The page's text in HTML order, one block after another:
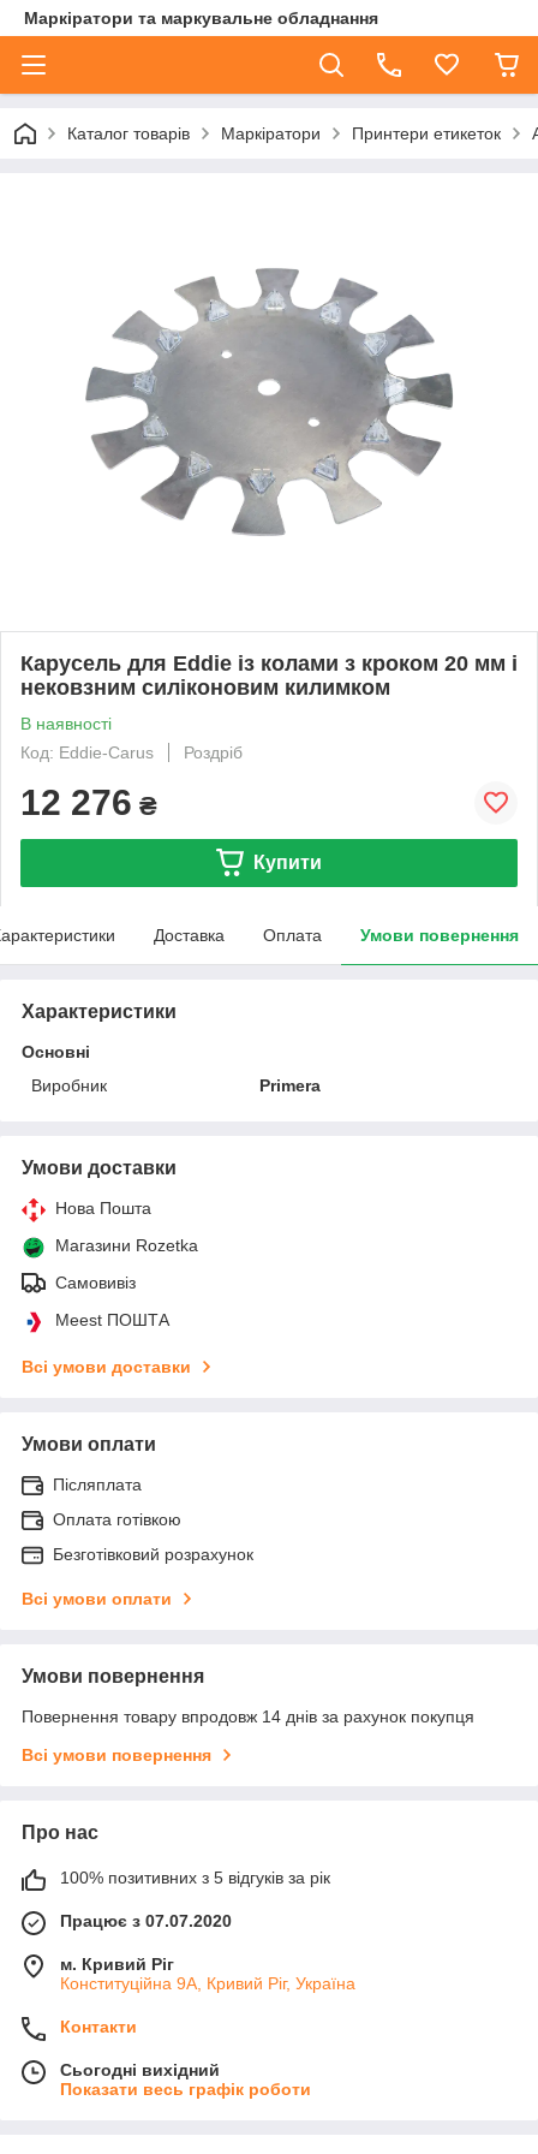
Маркіратори та маркувальне обладнання
Каталог товарів Маркіратори Принтери етикеток
Карусель для Eddie із колами з кроком 20 мм і
нековзним силіконовим килимком
В наявності
Код: Eddie-Carus
Роздріб
12 276 ₴
Купити
Доставка Оплата Умови повернення
Характеристики
Основні
Виробник
Primera
Умови доставки
Нова Пошта
Магазини Rozetka
Самовивіз
Meest ПОШТА
Всі умови доставки
Умови оплати
Післяплата
Оплата готівкою
Безготівковий розрахунок
Всі умови оплати
Умови повернення
Повернення товару впродовж 14 днів за рахунок покупця
Всі умови повернення
Про нас
100% позитивних з 5 відгуків за рік
Працює з 07.07.2020
м. Кривий Ріг
Конституційна 9А, Кривий Ріг, Україна
Контакти
Сьогодні вихідний
Показати весь графік роботи